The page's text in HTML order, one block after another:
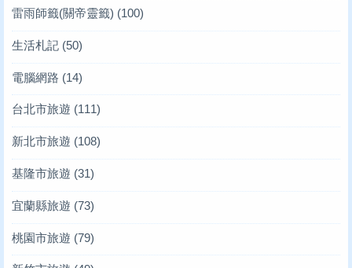
雷雨師籤(關帝靈籤) (100)
生活札記 (50)
電腦網路 (14)
台北市旅遊 (111)
新北市旅遊 (108)
基隆市旅遊 (31)
宜蘭縣旅遊 (73)
桃園市旅遊 (79)